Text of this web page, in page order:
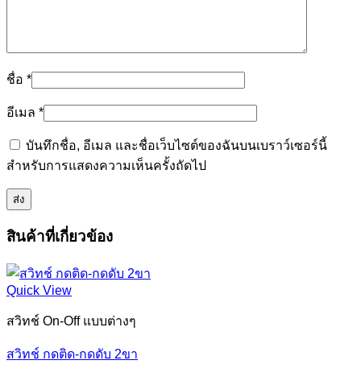
ชื่อ *
อีเมล *
บันทึกชื่อ, อีเมล และชื่อเว็บไซต์ของฉันบนเบราว์เซอร์นี้
สำหรับการแสดงความเห็นครั้งถัดไป
สินค้าที่เกี่ยวข้อง
Quick View
สวิทช์ On-Off แบบต่างๆ
สวิทช์ กดติด-กดดับ 2ขา